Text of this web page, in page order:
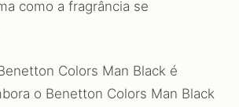
como a fragrância se
Colors Man Black é
o Benetton Colors Man Black